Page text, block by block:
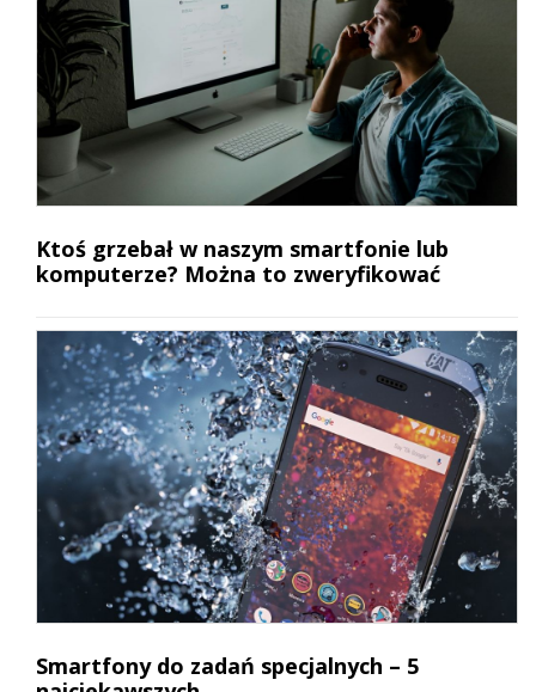
Ktoś grzebał w naszym smartfonie lub
komputerze? Można to zweryfikować
Smartfony do zadań specjalnych – 5